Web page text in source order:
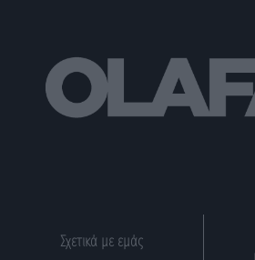
Σχετικά με εμάς